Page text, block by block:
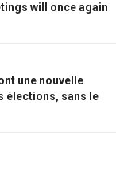
will once again
une nouvelle
élections, sans le